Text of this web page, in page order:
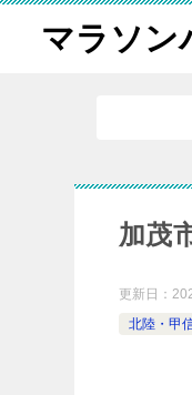
マラソン
加茂
更新日：
北陸・甲